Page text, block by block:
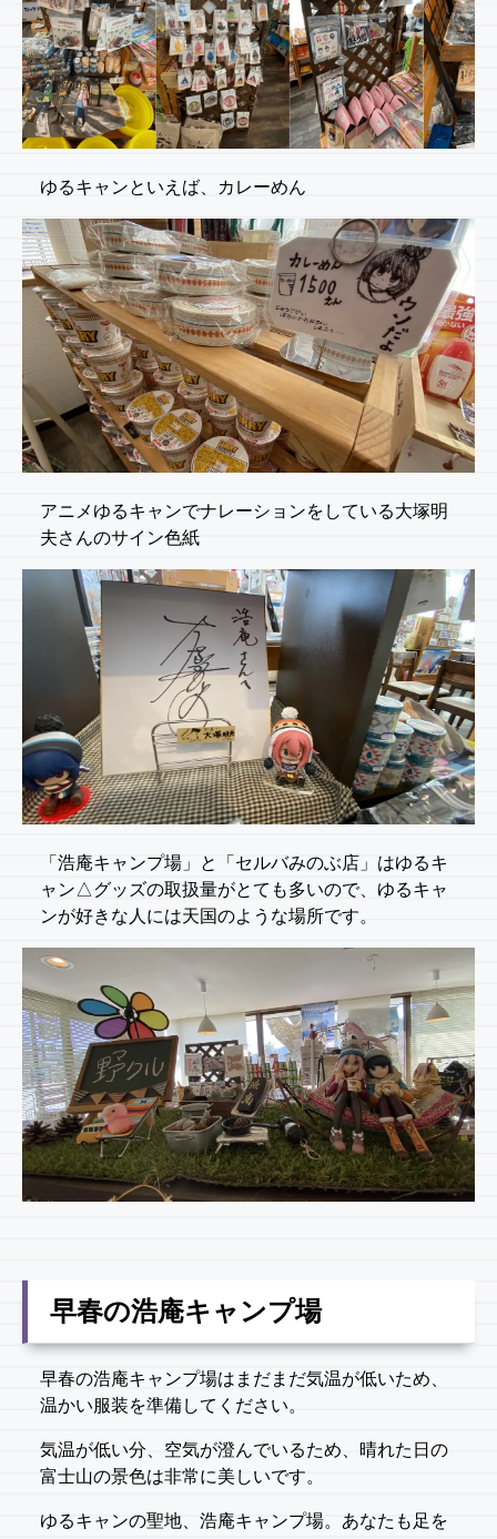
ゆるキャンといえば、カレーめん
アニメゆるキャンでナレーションをしている大塚明
夫さんのサイン色紙
「浩庵キャンプ場」と「セルバみのぶ店」はゆるキ
ャン△グッズの取扱量がとても多いので、ゆるキャ
ンが好きな人には天国のような場所です。
早春の浩庵キャンプ場
早春の浩庵キャンプ場はまだまだ気温が低いため、
温かい服装を準備してください。
気温が低い分、空気が澄んでいるため、晴れた日の
富士山の景色は非常に美しいです。
ゆるキャンの聖地、浩庵キャンプ場。あなたも足を